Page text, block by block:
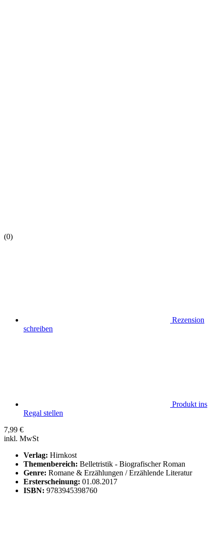
(0)
Rezension
schreiben
Produkt ins
Regal stellen
7,99 €
inkl. MwSt
Verlag: Hirnkost
Themenbereich: Belletristik - Biografischer Roman
Genre: Romane & Erzählungen / Erzählende Literatur
Ersterscheinung: 01.08.2017
ISBN: 9783945398760